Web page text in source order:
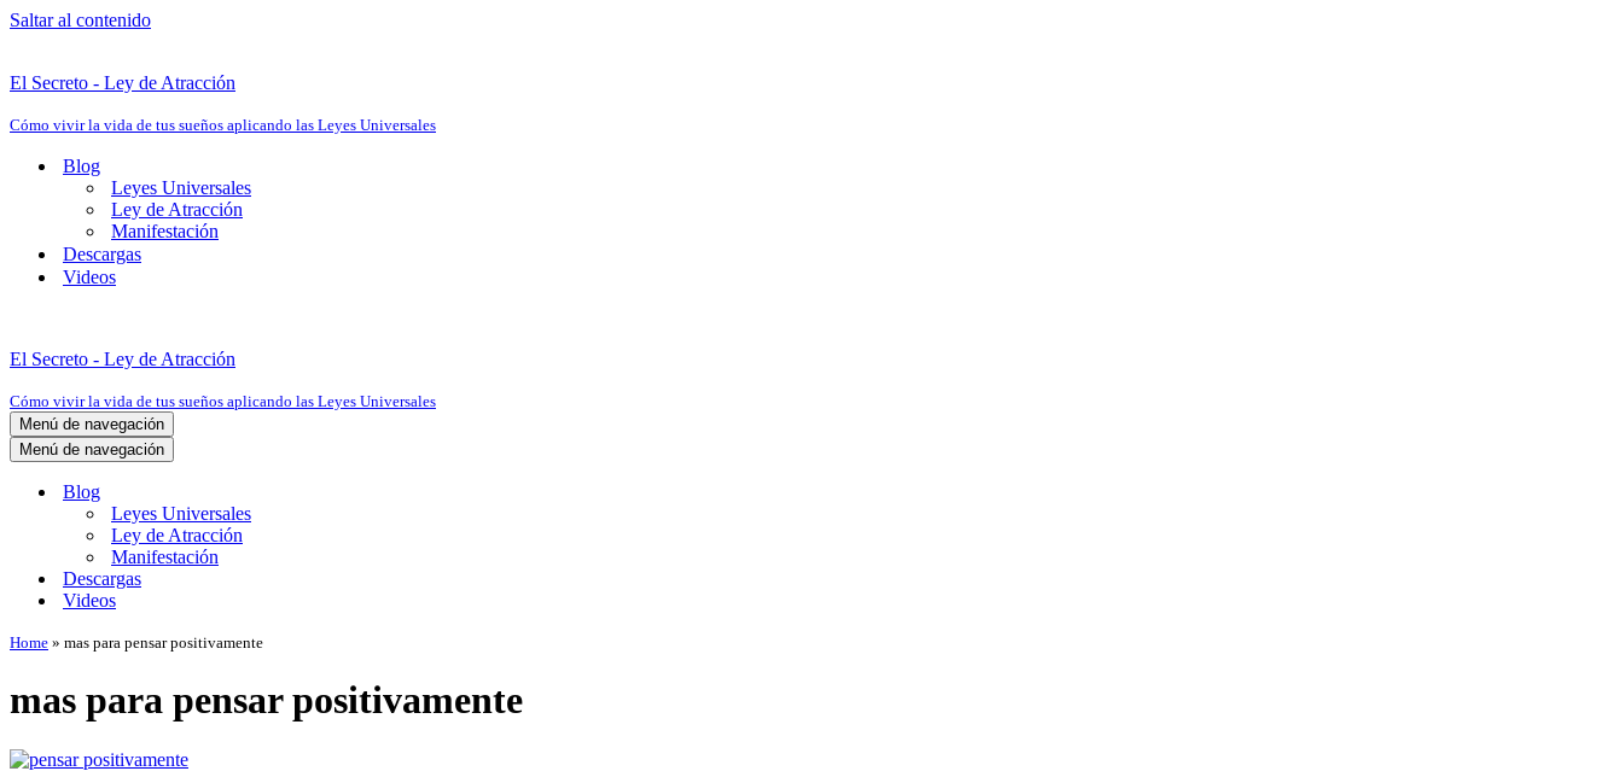
Saltar al contenido
El Secreto - Ley de Atracción
Cómo vivir la vida de tus sueños aplicando las Leyes Universales
Blog
Leyes Universales
Ley de Atracción
Manifestación
Descargas
Videos
El Secreto - Ley de Atracción
Cómo vivir la vida de tus sueños aplicando las Leyes Universales
Menú de navegación
Menú de navegación
Blog
Leyes Universales
Ley de Atracción
Manifestación
Descargas
Videos
Home » mas para pensar positivamente
mas para pensar positivamente